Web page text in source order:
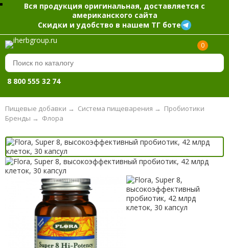
Вся продукция оригинальная, доставляется с
американского сайта
Скидки и удобство в нашем ТГ боте
0
8 800 555 32 74
Пищевые добавки → Система пищеварения → Пробиотики
Флора
Бренды →